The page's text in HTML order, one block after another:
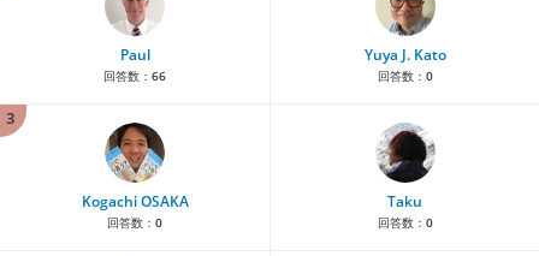
Paul
回答数： 66
Yuya J. Kato
回答数： 0
3
Kogachi OSAKA
回答数： 0
Taku
回答数： 0